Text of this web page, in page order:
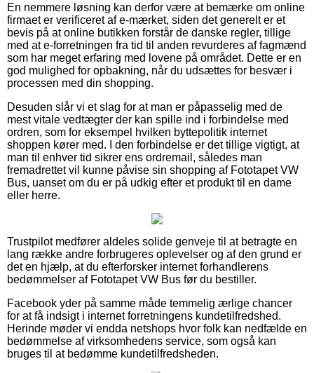
En nemmere løsning kan derfor være at bemærke om online
firmaet er verificeret af e-mærket, siden det generelt er et
bevis på at online butikken forstår de danske regler, tillige
med at e-forretningen fra tid til anden revurderes af fagmænd
som har meget erfaring med lovene på området. Dette er en
god mulighed for opbakning, når du udsættes for besvær i
processen med din shopping.
Desuden slår vi et slag for at man er påpasselig med de
mest vitale vedtægter der kan spille ind i forbindelse med
ordren, som for eksempel hvilken byttepolitik internet
shoppen kører med. I den forbindelse er det tillige vigtigt, at
man til enhver tid sikrer ens ordremail, således man
fremadrettet vil kunne påvise sin shopping af Fototapet VW
Bus, uanset om du er på udkig efter et produkt til en dame
eller herre.
Trustpilot medfører aldeles solide genveje til at betragte en
lang række andre forbrugeres oplevelser og af den grund er
det en hjælp, at du efterforsker internet forhandlerens
bedømmelser af Fototapet VW Bus før du bestiller.
Facebook yder på samme måde temmelig ærlige chancer
for at få indsigt i internet forretningens kundetilfredshed.
Herinde møder vi endda netshops hvor folk kan nedfælde en
bedømmelse af virksomhedens service, som også kan
bruges til at bedømme kundetilfredsheden.